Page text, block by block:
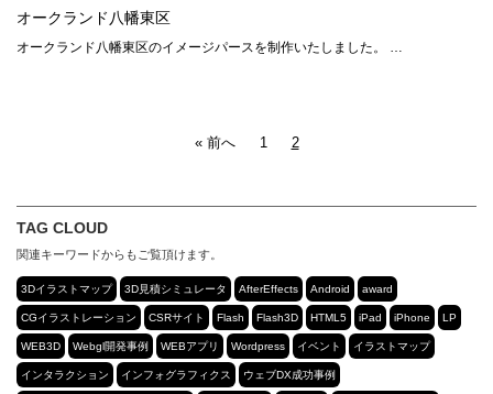
オークランド八幡東区
オークランド八幡東区のイメージパースを制作いたしました。 …
« 前へ 1 2
TAG CLOUD
関連キーワードからもご覧頂けます。
3Dイラストマップ 3D見積シミュレータ AfterEffects Android award
CGイラストレーション CSRサイト Flash Flash3D HTML5 iPad iPhone LP
WEB3D Webgl開発事例 WEBアプリ Wordpress イベント イラストマップ
インタラクション インフォグラフィクス ウェブDX成功事例